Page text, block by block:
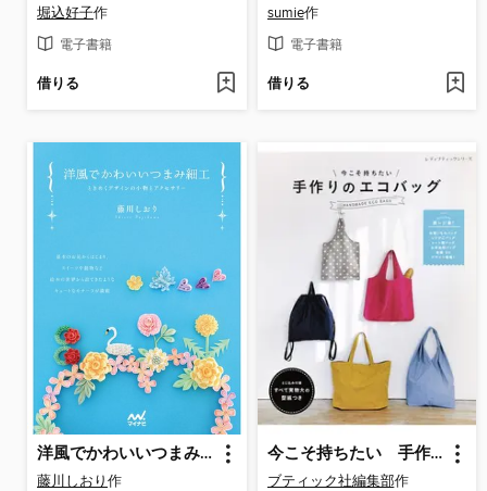
堀込好子作
電子書籍
借りる
sumie作
電子書籍
借りる
洋風でかわいいつまみ細工
藤川しおり作
今こそ持ちたい 手作りのエコバッグ
ブティック社編集部作